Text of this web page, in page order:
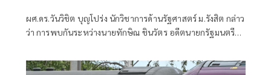
นานาชาติเข้าใจ นายกฯ-รัฐบาล ผู้มีอำนาจตัว
ผศ.ดร.วันวิชิต บุญโปร่ง นักวิชาการด้านรัฐศาสตร์ ม.รังสิต กล่าว
ว่า การพบกันระหว่างนายทักษิณ ชินวัตร อดีตนายกรัฐมนตรี
ผิดปกติ เพราะทั้งสองมีความสัมพันธ์ส่วนตัวที่สั่งสมมาเป็นเวลา